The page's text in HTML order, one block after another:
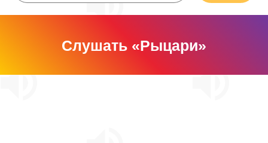
Слушать «Рыцари»